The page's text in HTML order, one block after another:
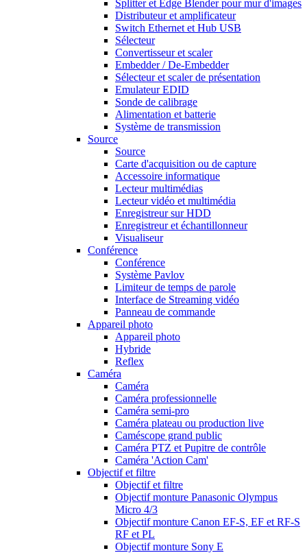
Splitter et Edge Blender pour mur d'images
Distributeur et amplificateur
Switch Ethernet et Hub USB
Sélecteur
Convertisseur et scaler
Embedder / De-Embedder
Sélecteur et scaler de présentation
Emulateur EDID
Sonde de calibrage
Alimentation et batterie
Système de transmission
Source
Source
Carte d'acquisition ou de capture
Accessoire informatique
Lecteur multimédias
Lecteur vidéo et multimédia
Enregistreur sur HDD
Enregistreur et échantillonneur
Visualiseur
Conférence
Conférence
Système Pavlov
Limiteur de temps de parole
Interface de Streaming vidéo
Panneau de commande
Appareil photo
Appareil photo
Hybride
Reflex
Caméra
Caméra
Caméra professionnelle
Caméra semi-pro
Caméra plateau ou production live
Caméscope grand public
Caméra PTZ et Pupitre de contrôle
Caméra 'Action Cam'
Objectif et filtre
Objectif et filtre
Objectif monture Panasonic Olympus
Micro 4/3
Objectif monture Canon EF-S, EF et RF-S
RF et PL
Objectif monture Sony E